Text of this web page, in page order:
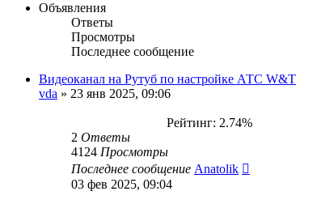
Объявления
Ответы
Просмотры
Последнее сообщение
Видеоканал на Рутуб по настройке АТС W&T
vda » 23 янв 2025, 09:06
Рейтинг: 2.74%
2 Ответы
4124 Просмотры
Последнее сообщение Anatolik
03 фев 2025, 09:04